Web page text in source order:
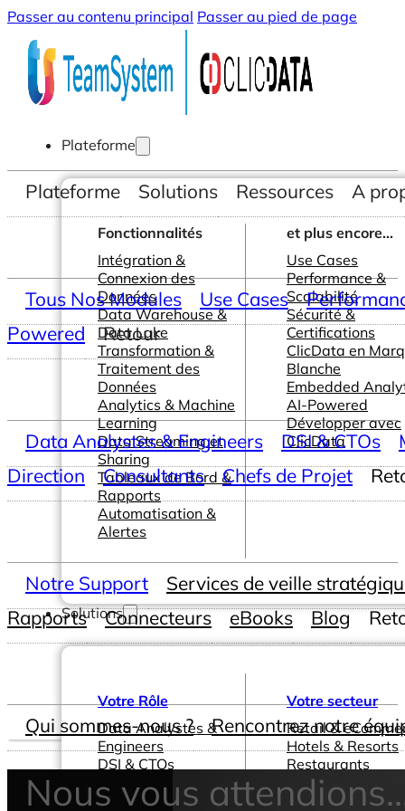
Passer au contenu principal Passer au pied de page
Plateforme
Fonctionnalités
Intégration &
Connexion des
Données
Data Warehouse &
Data Lake
Transformation &
Traitement des
Données
Analytics & Machine
Learning
Data Streaming et
Sharing
Tableaux de Bord &
Rapports
Automatisation &
Alertes
et plus encore...
Use Cases
Performance &
Scalabilité
Sécurité &
Certifications
ClicData en
Blanche
Embedded
AI-Powered
Développer avec
ClicData
Solutions
Votre Rôle
Data Analystes &
Engineers
DSI & CTOs
Management &
Direction
Votre secteur
Retail &
Hotels & Resorts
Restaurants
Santé & Pharma
Editeurs
Plateforme Solutions Ressources A
Tous Nos Modules Use Cases
Powered
Retour
Data Analystes & Engineers DSI & CTOs
Direction
Consultants Chefs de Projet
Notre Support
Services de veille
Rapports
Connecteurs eBooks Blog
Qui sommes-nous ? Rencontrez notre
Nous vous